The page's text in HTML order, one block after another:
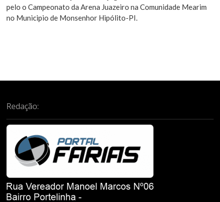
pelo o Campeonato da Arena Juazeiro na Comunidade Mearim
no Municipio de Monsenhor Hipólito-PI.
Redação: